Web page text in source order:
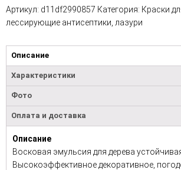
Артикул: d11df2990857 Категория: Краски
лессирующие антисептики, лазури
Описание
Характеристики
Фото
Оплата и доставка
Описание
Восковая эмульсия для дерева
Высокоэффективное декоративное,